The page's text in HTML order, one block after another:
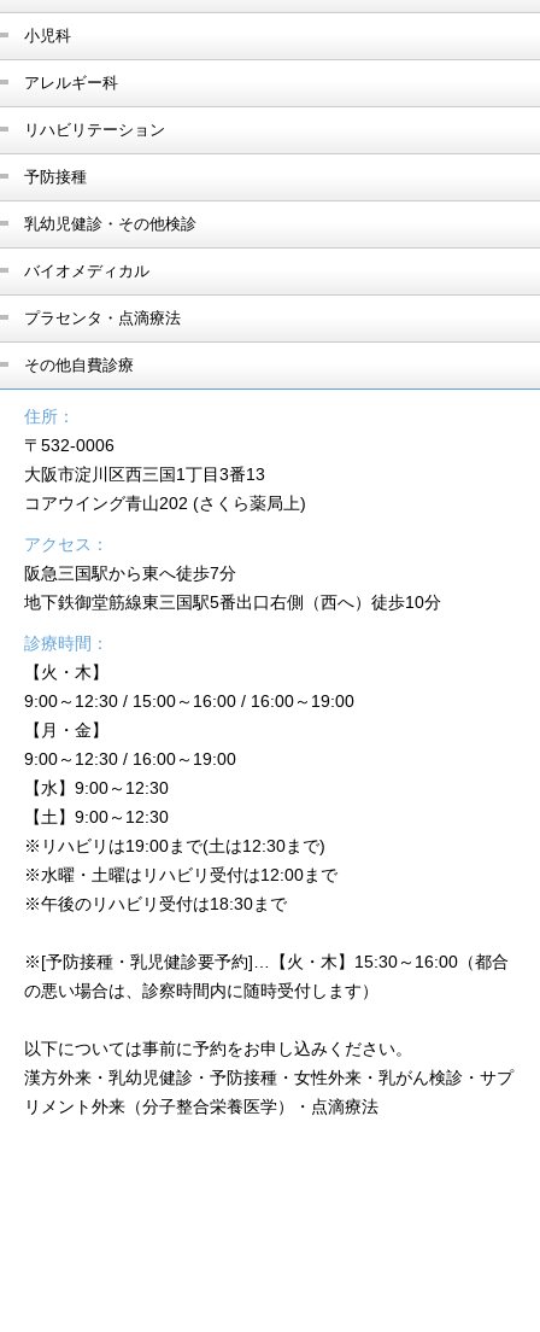
小児科
アレルギー科
リハビリテーション
予防接種
乳幼児健診・その他検診
バイオメディカル
プラセンタ・点滴療法
その他自費診療
住所：
〒532-0006
大阪市淀川区西三国1丁目3番13
コアウイング青山202 (さくら薬局上)
アクセス：
阪急三国駅から東へ徒歩7分
地下鉄御堂筋線東三国駅5番出口右側（西へ）徒歩10分
診療時間：
【火・木】
9:00～12:30 / 15:00～16:00 / 16:00～19:00
【月・金】
9:00～12:30 / 16:00～19:00
【水】9:00～12:30
【土】9:00～12:30
※リハビリは19:00まで(土は12:30まで)
※水曜・土曜はリハビリ受付は12:00まで
※午後のリハビリ受付は18:30まで
※[予防接種・乳児健診要予約]…【火・木】15:30～16:00（都合
の悪い場合は、診察時間内に随時受付します）
以下については事前に予約をお申し込みください。
漢方外来・乳幼児健診・予防接種・女性外来・乳がん検診・サプ
リメント外来（分子整合栄養医学）・点滴療法